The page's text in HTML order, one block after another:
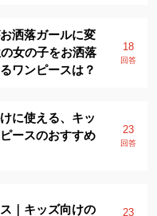
洒落ガールに変
女の子をお洒落
ワンピースは？
18
回答
に使える、キッ
ースのおすすめ
23
回答
｜キッズ向けの
23